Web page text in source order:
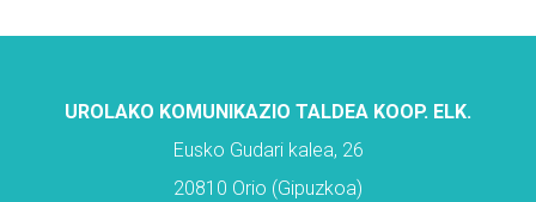
UROLAKO KOMUNIKAZIO TALDEA KOOP. ELK.
Eusko Gudari kalea, 26
20810 Orio (Gipuzkoa)